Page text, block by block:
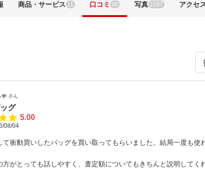
商品・サービス 11 口コミ 90 写真 2197 アクセ
さん
グ
5.00
08/04
て衝動買いしたバッグを買い取ってもらいました。結局一度も使
方がとっても話しやすく、査定額についてもきちんと説明してく